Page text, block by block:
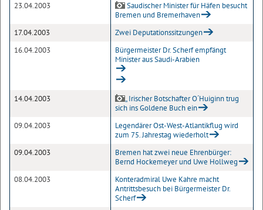
23.04.2003
Saudischer Minister für Häfen besucht
Bremen und Bremerhaven
17.04.2003
Zwei Deputationssitzungen
16.04.2003
Bürgermeister Dr. Scherf empfängt
Minister aus Saudi-Arabien
14.04.2003
„ Irischer Botschafter O´Huiginn trug
sich ins Goldene Buch ein
09.04.2003
Legendärer Ost-West-Atlantikflug wird
zum 75. Jahrestag wiederholt
09.04.2003
Bremen hat zwei neue Ehrenbürger:
Bernd Hockemeyer und Uwe Hollweg
08.04.2003
Konteradmiral Uwe Kahre macht
Antrittsbesuch bei Bürgermeister Dr.
Scherf